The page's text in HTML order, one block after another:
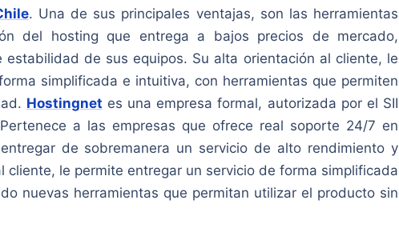
. Una de sus principales ventajas, son las herramientas
del hosting que entrega a bajos precios de mercado,
de sus equipos. Su alta orientación al cliente, le
simplificada e intuitiva, con herramientas que permiten
Hostingnet es una empresa formal, autorizada por el SII
a las empresas que ofrece real soporte 24/7 en
de sobremanera un servicio de alto rendimiento y
cliente, le permite entregar un servicio de forma simplificada
nuevas herramientas que permitan utilizar el producto sin